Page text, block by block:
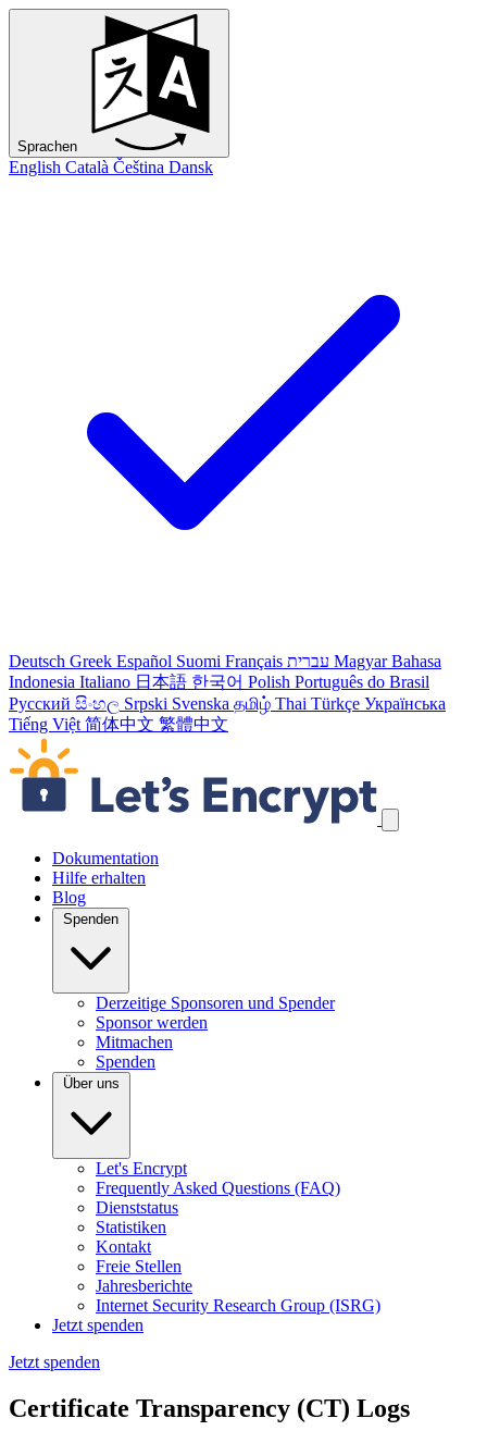
Sprachen
English Català Čeština Dansk
Deutsch Greek Español Suomi Français עברית Magyar Bahasa
Indonesia Italiano 日本語 한국어 Polish Português do Brasil
Русский සිංහල Srpski Svenska தமிழ் Thai Türkçe Українська
Tiếng Việt 简体中文 繁體中文
Navigation überspringen
Dokumentation
Hilfe erhalten
Blog
Spenden
Derzeitige Sponsoren und Spender
Sponsor werden
Mitmachen
Spenden
Über uns
Let's Encrypt
Frequently Asked Questions (FAQ)
Dienststatus
Statistiken
Kontakt
Freie Stellen
Jahresberichte
Internet Security Research Group (ISRG)
Jetzt spenden
Jetzt spenden
Certificate Transparency (CT) Logs